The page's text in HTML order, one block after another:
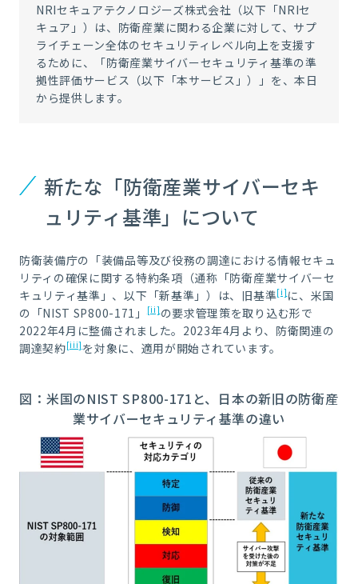
NRIセキュアテクノロジーズ株式会社（以下「NRIセ
キュア」）は、防衛産業に関わる企業に対して、サプ
ライチェーン全体のセキュリティレベル向上を支援す
るために、「防衛産業サイバーセキュリティ基準の準
拠性評価サービス（以下「本サービス」）」を、本日
から提供します。
新たな「防衛産業サイバーセキ
ュリティ基準」について
防衛装備庁の「装備品等及び役務の調達における情報セキュ
リティの確保に関する特約条項（通称「防衛産業サイバーセ
キュリティ基準」、以下「新基準」）は、旧基準[i]に、米国
の「NIST SP800-171」[ii]の要求管理策を取り込む形で
2022年4月に整備されました。2023年4月より、防衛関連の
調達契約[iii]を対象に、適用が開始されています。
図：米国のNIST SP800-171と、日本の新旧の防衛産
業サイバーセキュリティ基準の違い